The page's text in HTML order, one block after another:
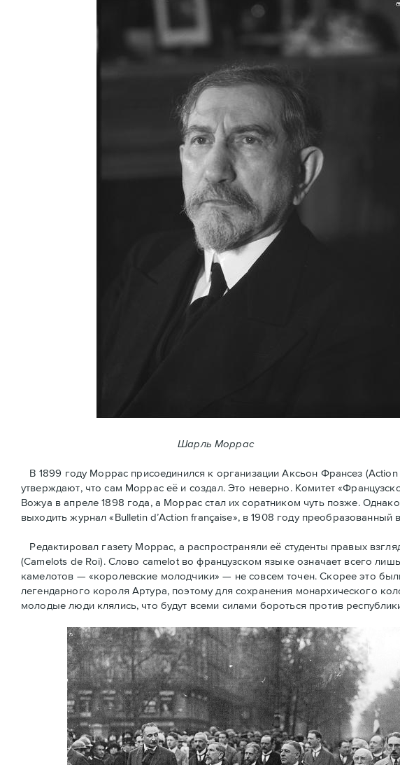
Шарль Моррас
В 1899 году Моррас присоединился к организации Аксьон Франсез
утверждают, что сам Моррас её и создал. Это неверно. Комитет
Вожуа в апреле 1898 года, а Моррас стал их соратником чуть позже.
выходить журнал «Bulletin d’Action française», в 1908 году преобразованный
Редактировал газету Моррас, а распространяли её студенты правых
(Camelots de Roi). Слово camelot во французском языке означает всего
камелотов — «королевские молодчики» — не совсем точен. Скорее это
легендарного короля Артура, поэтому для сохранения монархического
молодые люди клялись, что будут всеми силами бороться против